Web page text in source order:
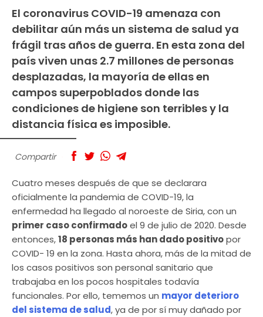
El coronavirus COVID-19 amenaza con
debilitar aún más un sistema de salud ya
frágil tras años de guerra. En esta zona del
país viven unas 2.7 millones de personas
desplazadas, la mayoría de ellas en
campos superpoblados donde las
condiciones de higiene son terribles y la
distancia física es imposible.
Compartir
Cuatro meses después de que se declarara
oficialmente la pandemia de COVID-19, la
enfermedad ha llegado al noroeste de Siria, con un
primer caso confirmadoel 9 de julio de 2020. Desde
entonces,18 personas más han dado positivopor
COVID- 19 en la zona. Hasta ahora, más de la mitad de
los casos positivos son personal sanitario que
trabajaba en los pocos hospitales todavía
funcionales. Por ello, tememos un mayor deterioro
del sistema de salud, ya de por sí muy dañado por